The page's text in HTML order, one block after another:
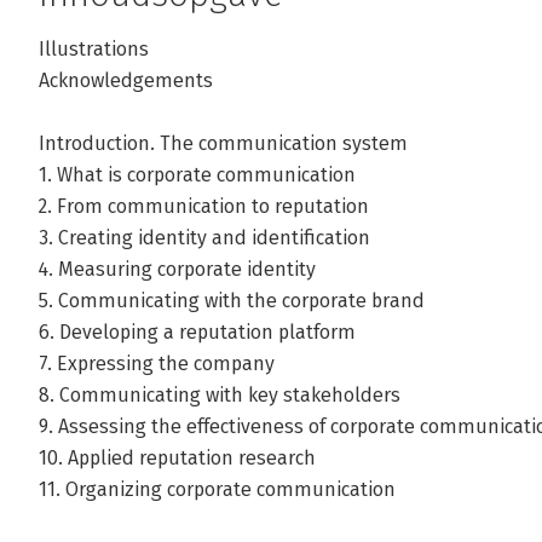
Charles J. Fombrun is emeritus-hoogleraar
de New York University en algemeen directeur van het
congressen en heeft managementprogramma's
University. Hij is als consultant verbonden aan de
Hij is als consultant verbonden aan de Wharton School
bedrijven over de hele wereld op het gebvied van
veranderprocessen.
Hij is ook medeoprichter van het tijdschrift 'Corporate
dan honderd artikelen geschreven in vooraanstaande
'Leading Corporate Change', 'Reputation: Realizing
Human Resource Management' en 'The Advice
Management Consulting'.
Illustrations
Acknowledgements
Introduction. The communication system
1. What is corporate communication
2. From communication to reputation
3. Creating identity and identification
4. Measuring corporate identity
5. Communicating with the corporate brand
6. Developing a reputation platform
7. Expressing the company
8. Communicating with key stakeholders
9. Assessing the effectiveness of corporate
10. Applied reputation research
11. Organizing corporate communication